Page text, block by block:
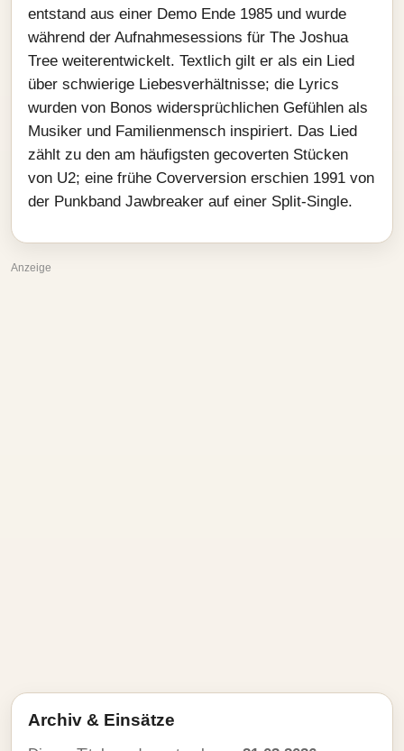
entstand aus einer Demo Ende 1985 und wurde
während der Aufnahmesessions für The Joshua
Tree weiterentwickelt. Textlich gilt er als ein Lied
über schwierige Liebesverhältnisse; die Lyrics
wurden von Bonos widersprüchlichen Gefühlen als
Musiker und Familienmensch inspiriert. Das Lied
zählt zu den am häufigsten gecoverten Stücken
von U2; eine frühe Coverversion erschien 1991 von
der Punkband Jawbreaker auf einer Split-Single.
Anzeige
Archiv & Einsätze